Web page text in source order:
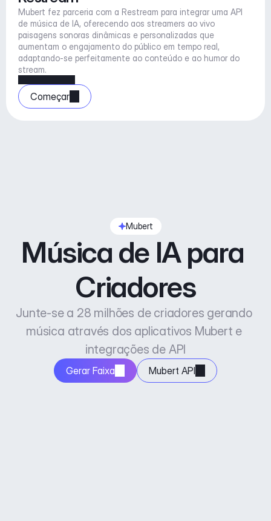
Mubert fez parceria com a Restream para integrar uma API
de música de IA, oferecendo aos streamers ao vivo
paisagens sonoras dinâmicas e personalizadas que
aumentam o engajamento do público em tempo real,
adaptando-se perfeitamente ao conteúdo e ao humor do
stream.
Começar
Mubert
Música de IA para
Criadores
Junte-se a 28 milhões de criadores gerando
música através dos aplicativos Mubert e
integrações de API
Gerar Faixa Mubert API